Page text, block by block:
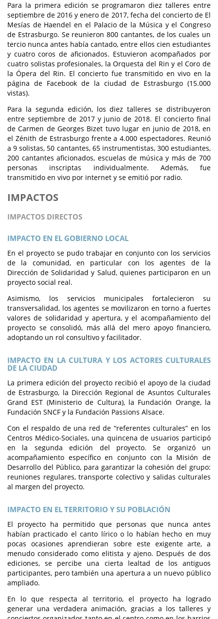
Para la primera edición se programaron diez talleres entre
septiembre de 2016 y enero de 2017, fecha del concierto de El
Mesías de Haendel en el Palacio de la Música y el Congreso
de Estrasburgo. Se reunieron 800 cantantes, de los cuales un
tercio nunca antes había cantado, entre ellos cien estudiantes
y cuatro coros de aficionados. Estuvieron acompañados por
cuatro solistas profesionales, la Orquesta del Rin y el Coro de
la Ópera del Rin. El concierto fue transmitido en vivo en la
página de Facebook de la ciudad de Estrasburgo (15.000
vistas).
Para la segunda edición, los diez talleres se distribuyeron
entre septiembre de 2017 y junio de 2018. El concierto final
de Carmen de Georges Bizet tuvo lugar en junio de 2018, en
el Zénith de Estrasburgo frente a 4.000 espectadores. Reunió
a 9 solistas, 50 cantantes, 65 instrumentistas, 300 estudiantes,
200 cantantes aficionados, escuelas de música y más de 700
personas inscriptas individualmente. Además, fue
transmitido en vivo por internet y se emitió por radio.
IMPACTOS
IMPACTOS DIRECTOS
IMPACTO EN EL GOBIERNO LOCAL
En el proyecto se pudo trabajar en conjunto con los servicios
de la comunidad, en particular con los agentes de la
Dirección de Solidaridad y Salud, quienes participaron en un
proyecto social real.
Asimismo, los servicios municipales fortalecieron su
transversalidad, los agentes se movilizaron en torno a fuertes
valores de solidaridad y apertura, y el acompañamiento del
proyecto se consolidó, más allá del mero apoyo financiero,
adoptando un rol consultivo y facilitador.
IMPACTO EN LA CULTURA Y LOS ACTORES CULTURALES
DE LA CIUDAD
La primera edición del proyecto recibió el apoyo de la ciudad
de Estrasburgo, la Dirección Regional de Asuntos Culturales
Grand EST (Ministerio de Cultura), la Fundación Orange, la
Fundación SNCF y la Fundación Passions Alsace.
Con el respaldo de una red de “referentes culturales” en los
Centros Médico-Sociales, una quincena de usuarios participó
en la segunda edición del proyecto. Se organizó un
acompañamiento específico en conjunto con la Misión de
Desarrollo del Público, para garantizar la cohesión del grupo:
reuniones regulares, transporte colectivo y salidas culturales
al margen del proyecto.
IMPACTO EN EL TERRITORIO Y SU POBLACIÓN
El proyecto ha permitido que personas que nunca antes
habían practicado el canto lírico o lo habían hecho en muy
pocas ocasiones aprendieran sobre este exigente arte, a
menudo considerado como elitista y ajeno. Después de dos
ediciones, se percibe una cierta lealtad de los antiguos
participantes, pero también una apertura a un nuevo público
ampliado.
En lo que respecta al territorio, el proyecto ha logrado
generar una verdadera animación, gracias a los talleres y